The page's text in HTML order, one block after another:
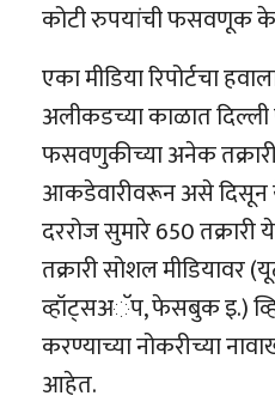
कोटी रुपयांची फसवणूक
एका मीडिया रिपोर्टचा
अलीकडच्या काळात दिल्ली
फसवणुकीच्या अनेक
आकडेवारीवरून असे दिसून
दररोज सुमारे 650
तक्रारी सोशल मीडियावर
व्हॉट्सअॅप, फेसबुक इ.)
करण्याच्या नोकरीच्या
आहेत.